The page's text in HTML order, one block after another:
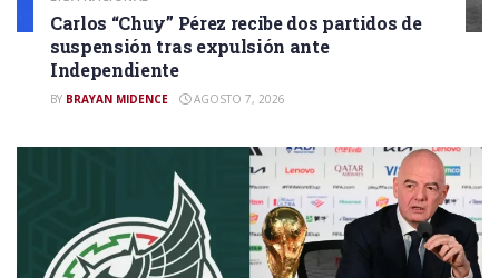
Carlos “Chuy” Pérez recibe dos partidos de
suspensión tras expulsión ante
Independiente
BY BRAYAN MIDENCE AGOSTO 7, 2026